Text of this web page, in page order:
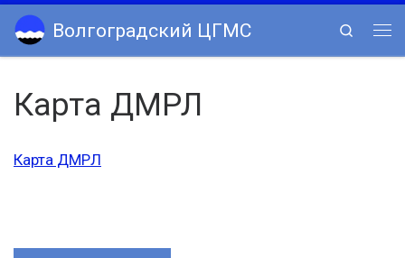
Skip to content
Волгоградский ЦГМС
Search
Карта ДМРЛ
Карта ДМРЛ